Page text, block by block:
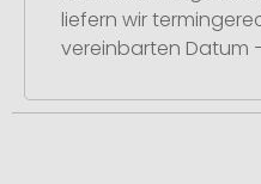
liefern wir
vereinbarten Datum